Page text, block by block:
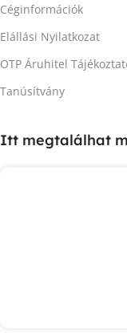
Céginformációk
Elállási Nyilatkozat
OTP Áruhitel
Tanúsítvány
Itt megtalálhat